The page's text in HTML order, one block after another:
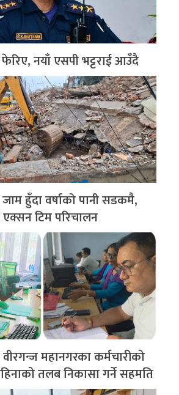
फेरिए, नयाँ एसपी भट्टराई आउँदै
हुँदा वर्षाको पानी सडकमै,
टिम परिचालन
वीरगन्ज महानगरका कर्मचारीको
तलब निकासा गर्ने सहमति